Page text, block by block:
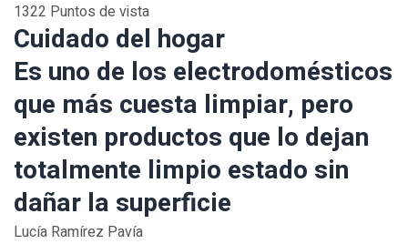
1322 Puntos de vista
Cuidado del hogar
Es uno de los electrodomésticos
que más cuesta limpiar, pero
existen productos que lo dejan
totalmente limpio estado sin
dañar la superficie
Lucía Ramírez Pavía